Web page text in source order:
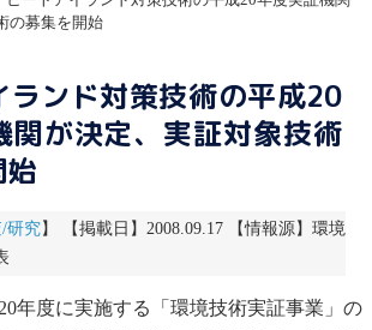
の募集を開始
ランド対策技術の平成20
関が決定、実証対象技術
始
研究】 【掲載日】2008.09.17 【情報源】環境
年度に実施する「環境技術実証事業」の